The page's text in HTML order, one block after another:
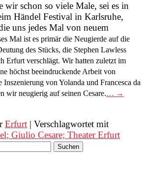
wir schon so viele Male, sei es in
Händel Festival in Karlsruhe,
uns jedes Mal von neuem
Mal ist es primär die Neugierde auf die
des Stücks, die Stephen Lawless
Erfurt verschlägt. Wir hatten zuletzt im
höchst beeindruckende Arbeit von
Inszenierung von Yolanda und Francesca da
wir neugierig auf seinen Cesare.… →
Erfurt | Verschlagwortet mit
Giulio Cesare; Theater Erfurt